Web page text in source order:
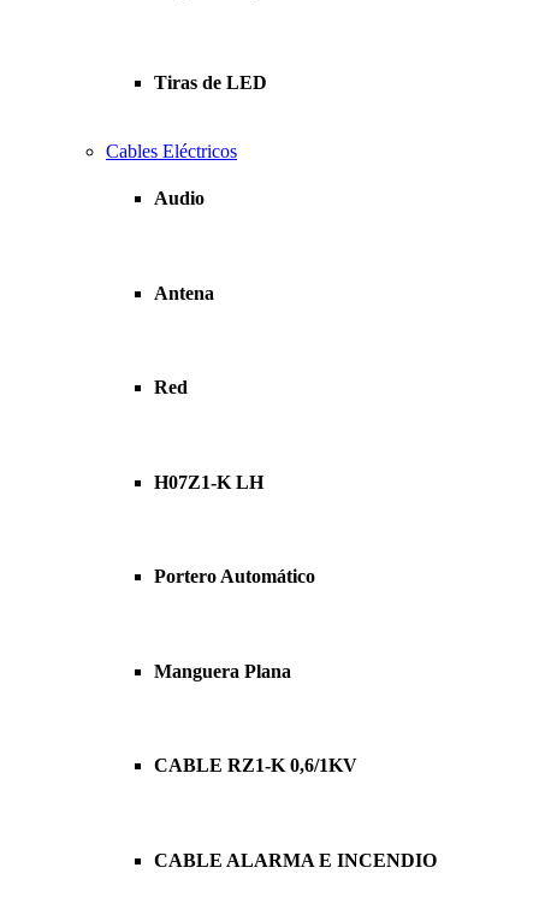
Tiras de LED
Cables Eléctricos
Audio
Antena
Red
H07Z1-K LH
Portero Automático
Manguera Plana
CABLE RZ1-K 0,6/1KV
CABLE ALARMA E INCENDIO